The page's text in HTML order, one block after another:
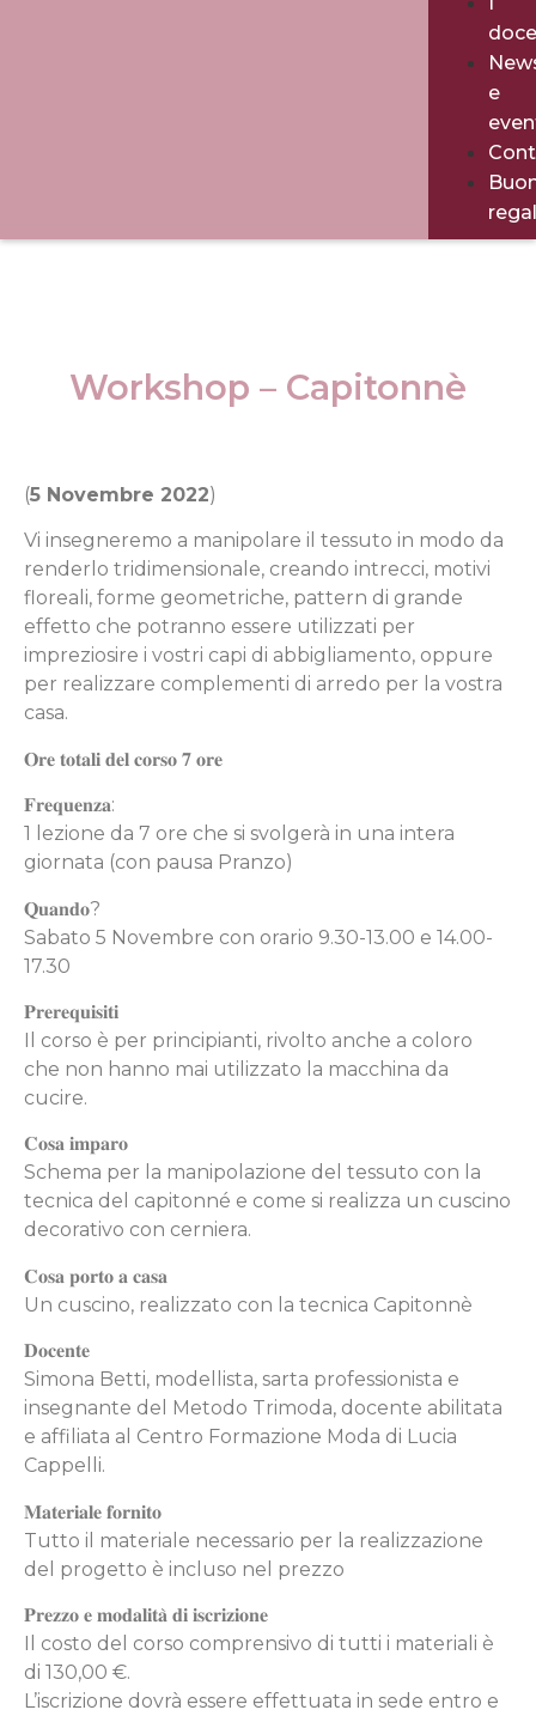
e
Workshop – Capitonnè
(5 Novembre 2022)
Vi insegneremo a manipolare il tessuto in modo da
renderlo tridimensionale, creando intrecci, motivi
floreali, forme geometriche, pattern di grande
effetto che potranno essere utilizzati per
impreziosire i vostri capi di abbigliamento, oppure
per realizzare complementi di arredo per la vostra
casa.
𝐎𝐫𝐞 𝐭𝐨𝐭𝐚𝐥𝐢 𝐝𝐞𝐥 𝐜𝐨𝐫𝐬𝐨 𝟕 𝐨𝐫𝐞
𝐅𝐫𝐞𝐪𝐮𝐞𝐧𝐳𝐚:
1 lezione da 7 ore che si svolgerà in una intera
giornata (con pausa Pranzo)
𝐐𝐮𝐚𝐧𝐝𝐨?
Sabato 5 Novembre con orario 9.30-13.00 e 14.00-
17.30
𝐏𝐫𝐞𝐫𝐞𝐪𝐮𝐢𝐬𝐢𝐭𝐢
Il corso è per principianti, rivolto anche a coloro
che non hanno mai utilizzato la macchina da
cucire.
𝐂𝐨𝐬𝐚 𝐢𝐦𝐩𝐚𝐫𝐨
Schema per la manipolazione del tessuto con la
tecnica del capitonné e come si realizza un cuscino
decorativo con cerniera.
𝐂𝐨𝐬𝐚 𝐩𝐨𝐫𝐭𝐨 𝐚 𝐜𝐚𝐬𝐚
Un cuscino, realizzato con la tecnica Capitonnè
𝐃𝐨𝐜𝐞𝐧𝐭𝐞
Simona Betti, modellista, sarta professionista e
insegnante del Metodo Trimoda, docente abilitata
e affiliata al Centro Formazione Moda di Lucia
Cappelli.
𝐌𝐚𝐭𝐞𝐫𝐢𝐚𝐥𝐞 𝐟𝐨𝐫𝐧𝐢𝐭𝐨
Tutto il materiale necessario per la realizzazione
del progetto è incluso nel prezzo
𝐏𝐫𝐞𝐳𝐳𝐨 𝐞 𝐦𝐨𝐝𝐚𝐥𝐢𝐭𝐚̀ 𝐝𝐢 𝐢𝐬𝐜𝐫𝐢𝐳𝐢𝐨𝐧𝐞
Il costo del corso comprensivo di tutti i materiali è
di 130,00 €.
L’iscrizione dovrà essere effettuata in sede entro e